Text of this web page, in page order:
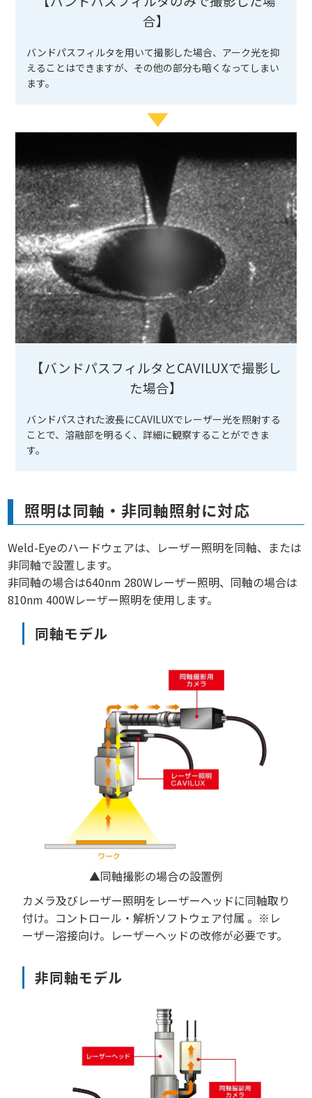
合】
バンドパスフィルタを用いて撮影した場合、アーク光を抑
えることはできますが、その他の部分も暗くなってしまい
ます。
【バンドパスフィルタとCAVILUXで撮影し
た場合】
バンドパスされた波長にCAVILUXでレーザー光を照射する
ことで、溶融部を明るく、詳細に観察することができま
す。
照明は同軸・非同軸照射に対応
Weld-Eyeのハードウェアは、レーザー照明を同軸、または
非同軸で設置します。
非同軸の場合は640nm 280Wレーザー照明、同軸の場合は
810nm 400Wレーザー照明を使用します。
同軸モデル
▲同軸撮影の場合の設置例
カメラ及びレーザー照明をレーザーヘッドに同軸取り
付け。コントロール・解析ソフトウェア付属 。※レ
ーザー溶接向け。レーザーヘッドの改修が必要です。
非同軸モデル